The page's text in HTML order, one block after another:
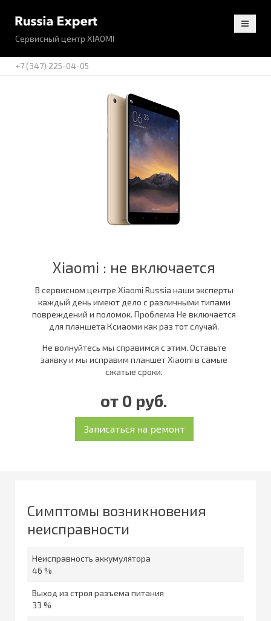
Сервисный центр XIAOMI
+7 (347) 225-04-05
Xiaomi : не включается
В сервисном центре Xiaomi Russia наши эксперты
каждый день имеют дело с различными типами
повреждений и поломок. Проблема Не включается
для планшета Ксиаоми как раз тот случай.
Не волнуйтесь мы справимся с этим. Оставьте
заявку и мы исправим планшет Xiaomi в самые
сжатые сроки.
от 0 руб.
Симптомы возникновения
неисправности
Неисправность аккумулятора
46 %
Выход из строя разъема питания
33 %